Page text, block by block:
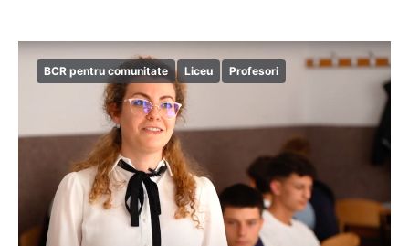
BCR pentru comunitate Liceu Profesori